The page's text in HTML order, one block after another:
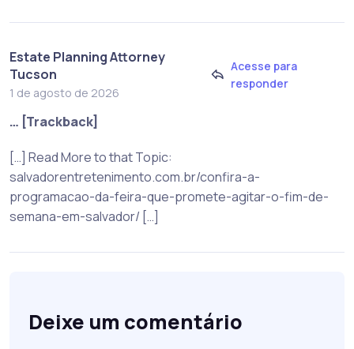
Estate Planning Attorney
Tucson
1 de agosto de 2026
Acesse para
responder
… [Trackback]
[…] Read More to that Topic:
salvadorentretenimento.com.br/confira-a-
programacao-da-feira-que-promete-agitar-o-fim-de-
semana-em-salvador/ […]
Deixe um comentário